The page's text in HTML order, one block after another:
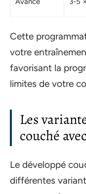
Cette
votre
favorisant la
limites de votre
Les
couché
Le développé
différentes